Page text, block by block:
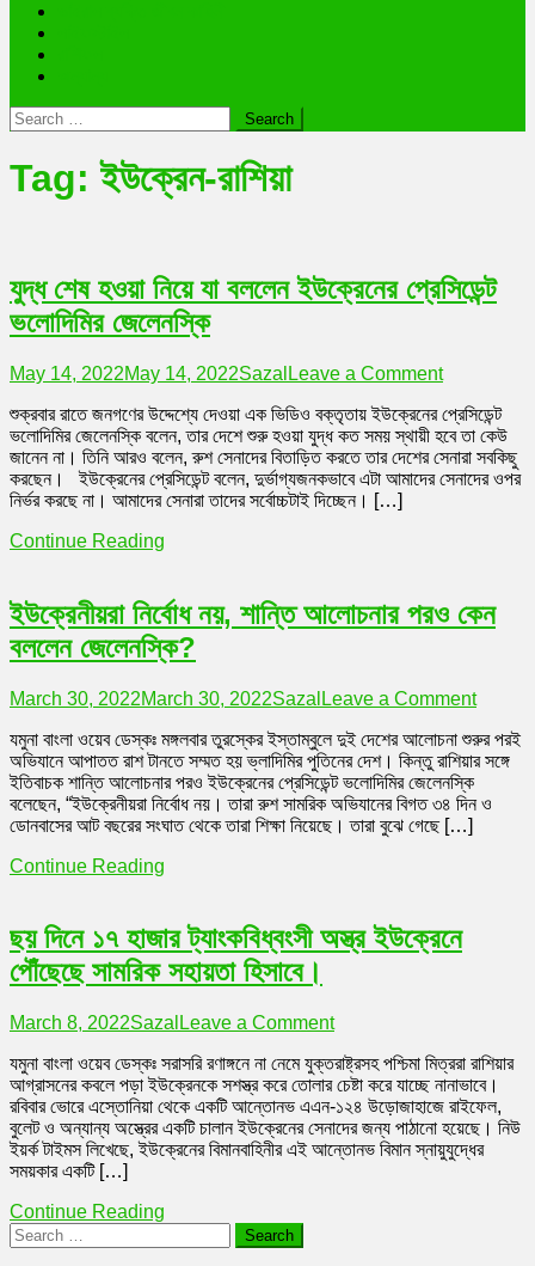
Search
for:
Tag:ইউক্রেন-রাশিয়া
যুদ্ধ শেষ হওয়া নিয়ে যা বললেন ইউক্রেনের প্রেসিডেন্ট
ভলোদিমির জেলেনস্কি
May 14, 2022May 14, 2022Sazal Leave a Commenton
শেষ
হওয়া
নিয়ে
যা
শুক্রবার রাতে জনগণের উদ্দেশ্যে দেওয়া এক ভিডিও বক্তৃতায় ইউক্রেনের প্রেসিডেন্ট
ভলোদিমির জেলেনস্কি বলেন, তার দেশে শুরু হওয়া যুদ্ধ কত সময় স্থায়ী হবে তা কেউ
জানেন না। তিনি আরও বলেন, রুশ সেনাদের বিতাড়িত করতে তার দেশের সেনারা সবকিছু
করছেন। ইউক্রেনের প্রেসিডেন্ট বলেন, দুর্ভাগ্যজনকভাবে এটা আমাদের সেনাদের ওপর
নির্ভর করছে না। আমাদের সেনারা তাদের সর্বোচ্চটাই দিচ্ছেন। […]
Continue Reading
ইউক্রেনীয়রা নির্বোধ নয়, শান্তি আলোচনার পরও কেন
বললেন জেলেনস্কি?
March 30, 2022March 30, 2022Sazal Leave a Commenton
নির্বোধ
নয়,
যমুনা বাংলা ওয়েব ডেস্কঃ মঙ্গলবার তুরস্কের ইস্তাম্বুলে দুই দেশের আলোচনা শুরুর পরই
অভিযানে আপাতত রাশ টানতে সম্মত হয় ভ্লাদিমির পুতিনের দেশ। কিন্তু রাশিয়ার সঙ্গে
ইতিবাচক শান্তি আলোচনার পরও ইউক্রেনের প্রেসিডেন্ট ভলোদিমির জেলেনস্কি
বলেছেন, “ইউক্রেনীয়রা নির্বোধ নয়। তারা রুশ সামরিক অভিযানের বিগত ৩৪ দিন ও
ডোনবাসের আট বছরের সংঘাত থেকে তারা শিক্ষা নিয়েছে। তারা বুঝে গেছে […]
Continue Reading
ছয় দিনে ১৭ হাজার ট্যাংকবিধ্বংসী অস্ত্র ইউক্রেনে
পৌঁছেছে সামরিক সহায়তা হিসাবে।
March 8, 2022Sazal Leave a Commenton
দিনে
১৭
হাজার
ট্যাংকবিধ্বংসী
অস্ত্র
যমুনা বাংলা ওয়েব ডেস্কঃ সরাসরি রণাঙ্গনে না নেমে যুক্তরাষ্ট্রসহ পশ্চিমা মিত্ররা রাশিয়ার
আগ্রাসনের কবলে পড়া ইউক্রেনকে সশস্ত্র করে তোলার চেষ্টা করে যাচ্ছে নানাভাবে।
রবিবার ভোরে এস্তোনিয়া থেকে একটি আন্তোনভ এএন-১২৪ উড়োজাহাজে রাইফেল,
বুলেট ও অন্যান্য অস্ত্রের একটি চালান ইউক্রেনের সেনাদের জন্য পাঠানো হয়েছে। নিউ
ইয়র্ক টাইমস লিখেছে, ইউক্রেনের বিমানবাহিনীর এই আন্তোনভ বিমান স্নায়ুযুদ্ধের
সময়কার একটি […]
Continue Reading
Search
for: